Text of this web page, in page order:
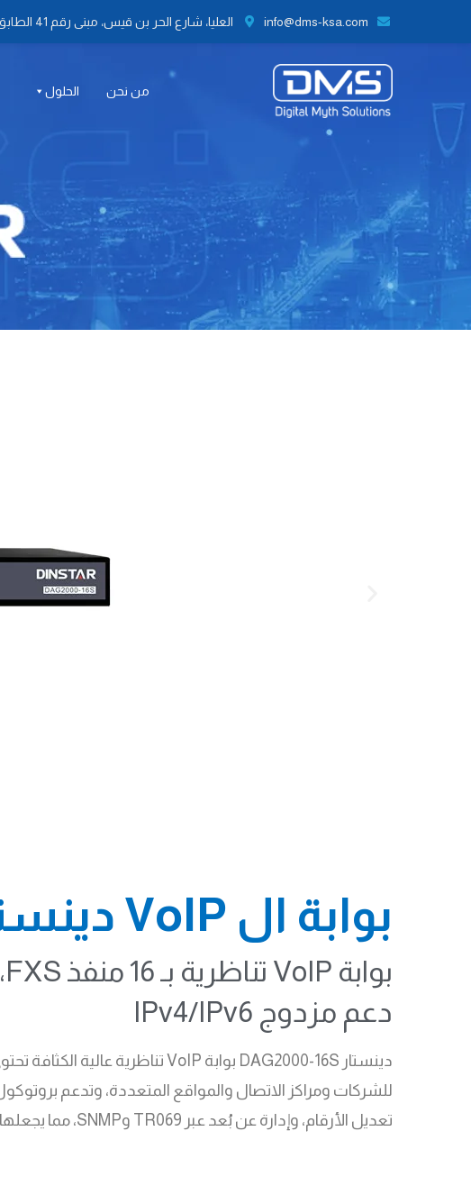
info@dms-ksa.com العليا، شارع الحر بن قيس، مبنى رقم 41 الطابق الثاني مكتب رقم 9، الرياض
من نحن الحلول
بوابة ال VoIP دينستار DAG2000-16S
دعم مزدوج IPv4/IPv6
تعديل الأرقام، وإدارة عن بُعد عبر TR069 وSNMP، مما يجعلها خيارًا قويًا للإدارة المركزية.